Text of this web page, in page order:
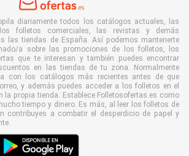
diariamente todos los catálogos actuales, las
folletos comerciales, las revistas y demás
las tiendas de España. Así podemos mantenerte
a sobre las promociones de los folletos, los
que te interesan y también puedes encontrar
en las tiendas de tu zona. Normalmente
con los catálogos más recientes antes de que
y además puedes acceder a los folletos en el
la propia tienda. Establece Folletosofertas.es como
tiempo y dinero. Es más, al leer los folletos de
contribuyes a combatir el desperdicio de papel y